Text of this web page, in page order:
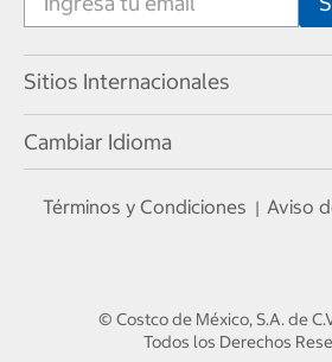
Sitios Internacionales
Cambiar Idioma
Términos y Condiciones | Aviso
© Costco de México, S.A. de
Todos los Derechos